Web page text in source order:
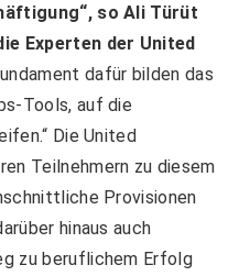
so Ali Türüt
Experten der United
dafür bilden das
Tools, auf die
Die United
Teilnehmern zu diesem
Provisionen
hinaus auch
zu beruflichem Erfolg